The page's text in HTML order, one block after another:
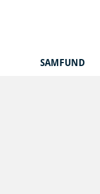
SAMFUND